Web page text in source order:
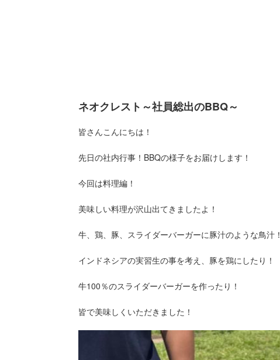
ネオクレスト～社員総出のBBQ～
皆さんこんにちは！
先日の社内行事！BBQの様子をお届けします！
今回は料理編！
美味しい料理が沢山出てきましたよ！
牛、鶏、豚、スライダーバーガーに豚汁のような鳥汁！
インドネシアの実習生の事を考え、豚を鶏にしたり！
牛100％のスライダーバーガーを作ったり！
皆で美味しくいただきました！